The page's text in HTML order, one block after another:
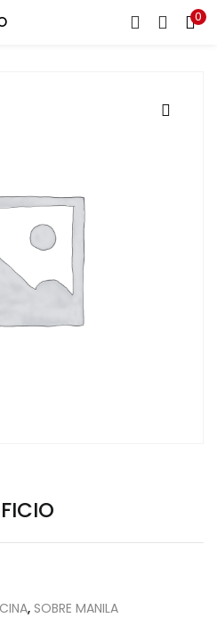
0
REGISTRARSE
perdida?
, SOBRE MANILA